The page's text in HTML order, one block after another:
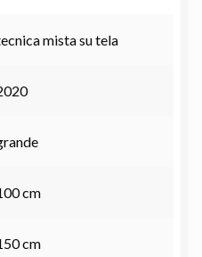
mista su tela
cm
cm